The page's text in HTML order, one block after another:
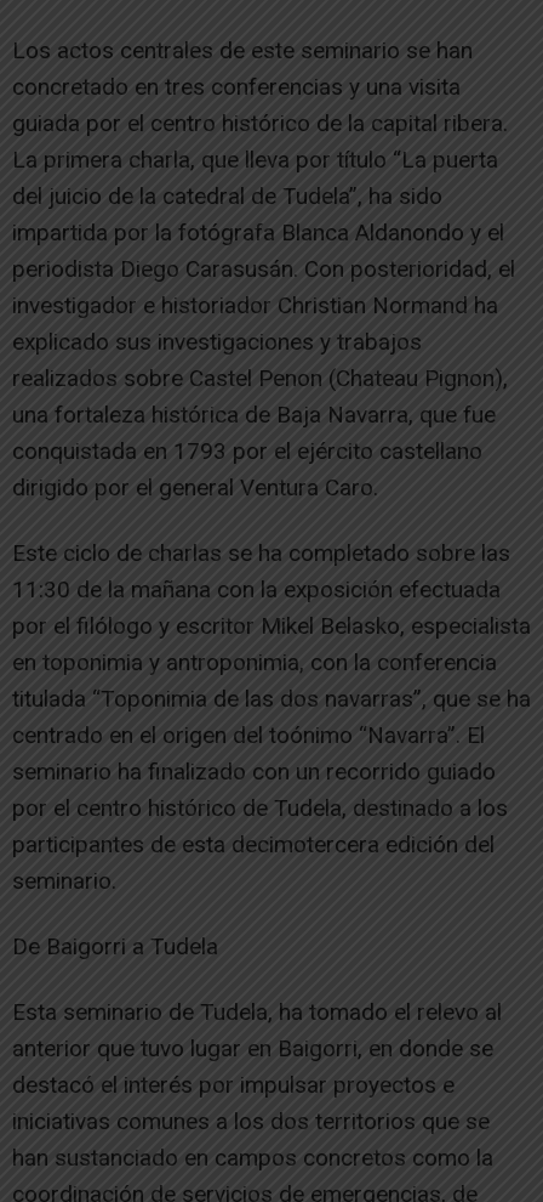
Los actos centrales de este seminario se han
concretado en tres conferencias y una visita
guiada por el centro histórico de la capital ribera.
La primera charla, que lleva por título “La puerta
del juicio de la catedral de Tudela”, ha sido
impartida por la fotógrafa Blanca Aldanondo y el
periodista Diego Carasusán. Con posterioridad, el
investigador e historiador Christian Normand ha
explicado sus investigaciones y trabajos
realizados sobre Castel Penon (Chateau Pignon),
una fortaleza histórica de Baja Navarra, que fue
conquistada en 1793 por el ejército castellano
dirigido por el general Ventura Caro.
Este ciclo de charlas se ha completado sobre las
11:30 de la mañana con la exposición efectuada
por el filólogo y escritor Mikel Belasko, especialista
en toponimia y antroponimia, con la conferencia
titulada “Toponimia de las dos navarras”, que se ha
centrado en el origen del toónimo “Navarra”. El
seminario ha finalizado con un recorrido guiado
por el centro histórico de Tudela, destinado a los
participantes de esta decimotercera edición del
seminario.
De Baigorri a Tudela
Esta seminario de Tudela, ha tomado el relevo al
anterior que tuvo lugar en Baigorri, en donde se
destacó el interés por impulsar proyectos e
iniciativas comunes a los dos territorios que se
han sustanciado en campos concretos como la
coordinación de servicios de emergencias, de